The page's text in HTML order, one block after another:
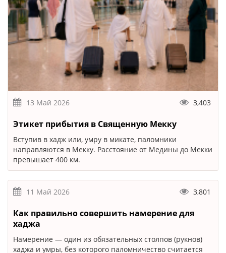
13 Май 2026 3,403
Этикет прибытия в Священную Мекку
Вступив в хадж или, умру в микате, паломники
направляются в Мекку. Расстояние от Медины до Мекки
превышает 400 км.
11 Май 2026 3,801
Как правильно совершить намерение для
хаджа
Намерение — один из обязательных столпов (рукнов)
хаджа и умры, без которого паломничество считается